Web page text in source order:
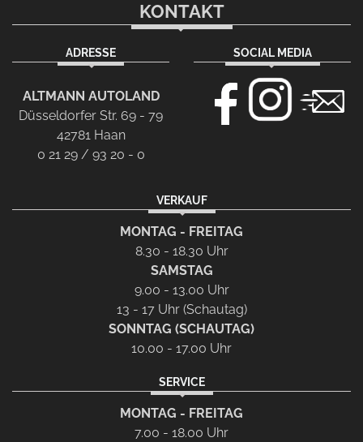
KONTAKT
ADRESSE
ALTMANN AUTOLAND
Düsseldorfer Str. 69 - 79
42781 Haan
0 21 29 / 93 20 - 0
SOCIAL MEDIA
VERKAUF
MONTAG - FREITAG
8.30 - 18.30 Uhr
SAMSTAG
9.00 - 13.00 Uhr
13 - 17 Uhr (Schautag)
SONNTAG (SCHAUTAG)
10.00 - 17.00 Uhr
SERVICE
MONTAG - FREITAG
7.00 - 18.00 Uhr